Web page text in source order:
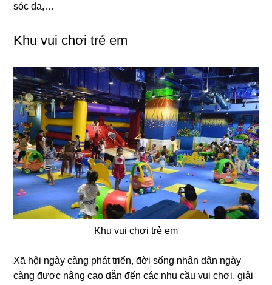
sóc da,…
Khu vui chơi trẻ em
Khu vui chơi trẻ em
Xã hội ngày càng phát triển, đời sống nhân dân ngày
càng được nâng cao dẫn đến các nhu cầu vui chơi, giải